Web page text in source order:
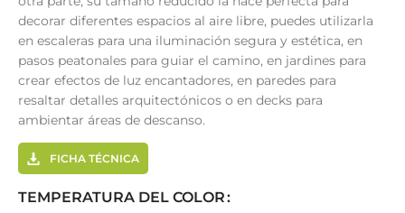
decorar diferentes espacios al aire libre, puedes utilizarla
en escaleras para una iluminación segura y estética, en
pasos peatonales para guiar el camino, en jardines para
crear efectos de luz encantadores, en paredes para
resaltar detalles arquitectónicos o en decks para
ambientar áreas de descanso.
FICHA TÉCNICA
TEMPERATURA DEL COLOR